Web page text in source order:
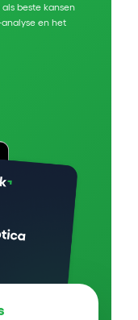
beste kansen
en het